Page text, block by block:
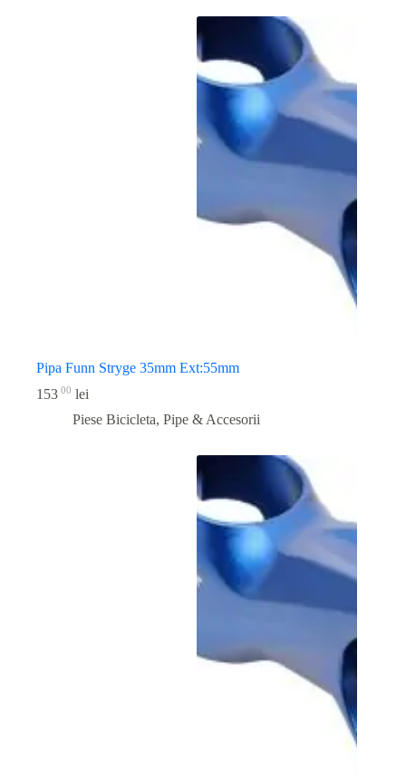
Pipa Funn Stryge 35mm Ext:55mm
153 00 lei
Piese Bicicleta, Pipe & Accesorii